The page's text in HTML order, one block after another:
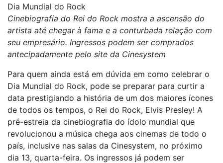
Dia Mundial do Rock
Cinebiografia do Rei do Rock mostra a ascensão do
artista até chegar à fama e a conturbada relação com
seu empresário. Ingressos podem ser comprados
antecipadamente pelo site da Cinesystem
Para quem ainda está em dúvida em como celebrar o
Dia Mundial do Rock, pode se preparar para curtir a
data prestigiando a história de um dos maiores ícones
de todos os tempos, o Rei do Rock, Elvis Presley! A
pré-estreia da cinebiografia do ídolo mundial que
revolucionou a música chega aos cinemas de todo o
país, inclusive nas salas da Cinesystem, no próximo
dia 13, quarta-feira. Os ingressos já podem ser